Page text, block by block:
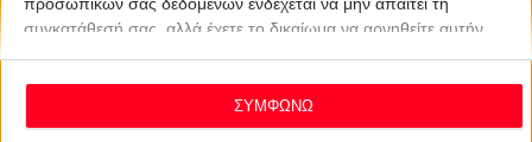
προσωπικών σας δεδομένων ενδέχεται να μην απαιτεί τη
συγκατάθεσή σας, αλλά έχετε το δικαίωμα να αρνηθείτε αυτήν
ανακαλέσετε τη συγκατάθεσή σας ανά πάσα στιγμή
επιστρέφοντας σε αυτόν τον ιστότοπο και κάνοντας κλικ στο
ΣΥΜΦΩΝΩ